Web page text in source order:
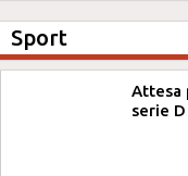
Sport
Attesa
serie D